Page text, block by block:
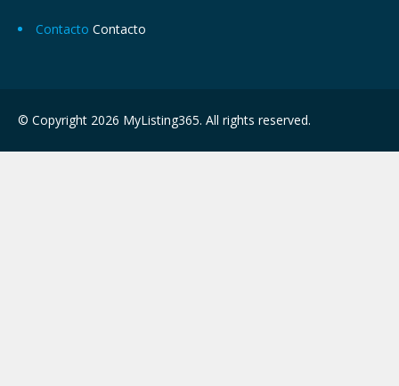
Contacto Contacto
© Copyright 2026 MyListing365. All rights reserved.